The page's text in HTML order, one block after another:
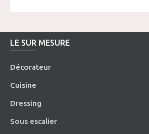
LE SUR MESURE
Décorateur
Cuisine
Dressing
Sous escalier